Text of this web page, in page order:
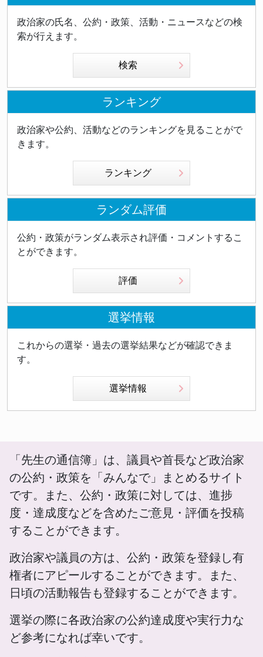
政治家の氏名、公約・政策、活動・ニュースなどの検
索が行えます。
検索
ランキング
政治家や公約、活動などのランキングを見ることがで
きます。
ランキング
ランダム評価
公約・政策がランダム表示され評価・コメントするこ
とができます。
評価
選挙情報
これからの選挙・過去の選挙結果などが確認できま
す。
選挙情報
「先生の通信簿」は、議員や首長など政治家
の公約・政策を「みんなで」まとめるサイト
です。また、公約・政策に対しては、進捗
度・達成度などを含めたご意見・評価を投稿
することができます。
政治家や議員の方は、公約・政策を登録し有
権者にアピールすることができます。また、
日頃の活動報告も登録することができます。
選挙の際に各政治家の公約達成度や実行力な
ど参考になれば幸いです。